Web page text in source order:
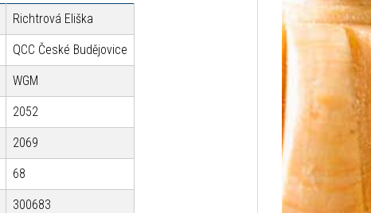
Richtrová Eliška
QCC České Budějovice
WGM
2052
2069
68
300683